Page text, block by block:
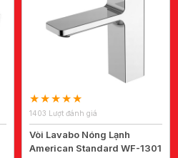
1403 Lượt đánh giá
Vòi Lavabo Nóng Lạnh
American Standard WF-1301